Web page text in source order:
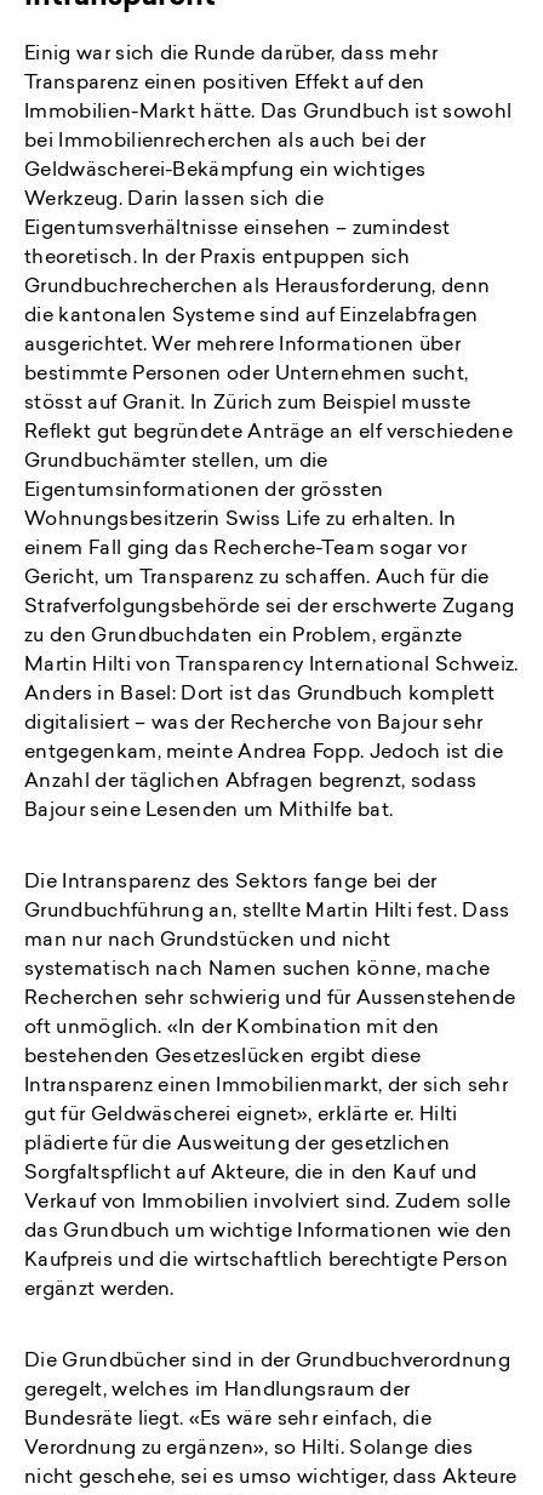
Einig war sich die Runde darüber, dass mehr
Transparenz einen positiven Effekt auf den
Immobilien-Markt hätte. Das Grundbuch ist sowohl
bei Immobilienrecherchen als auch bei der
Geldwäscherei-Bekämpfung ein wichtiges
Werkzeug. Darin lassen sich die
Eigentumsverhältnisse einsehen – zumindest
theoretisch. In der Praxis entpuppen sich
Grundbuchrecherchen als Herausforderung, denn
die kantonalen Systeme sind auf Einzelabfragen
ausgerichtet. Wer mehrere Informationen über
bestimmte Personen oder Unternehmen sucht,
stösst auf Granit. In Zürich zum Beispiel musste
Reflekt gut begründete Anträge an elf verschiedene
Grundbuchämter stellen, um die
Eigentumsinformationen der grössten
Wohnungsbesitzerin Swiss Life zu erhalten. In
einem Fall ging das Recherche-Team sogar vor
Gericht, um Transparenz zu schaffen. Auch für die
Strafverfolgungsbehörde sei der erschwerte Zugang
zu den Grundbuchdaten ein Problem, ergänzte
Martin Hilti von Transparency International Schweiz.
Anders in Basel: Dort ist das Grundbuch komplett
digitalisiert – was der Recherche von Bajour sehr
entgegenkam, meinte Andrea Fopp. Jedoch ist die
Anzahl der täglichen Abfragen begrenzt, sodass
Bajour seine Lesenden um Mithilfe bat.
Die Intransparenz des Sektors fange bei der
Grundbuchführung an, stellte Martin Hilti fest. Dass
man nur nach Grundstücken und nicht
systematisch nach Namen suchen könne, mache
Recherchen sehr schwierig und für Aussenstehende
oft unmöglich. «In der Kombination mit den
bestehenden Gesetzeslücken ergibt diese
Intransparenz einen Immobilienmarkt, der sich sehr
gut für Geldwäscherei eignet», erklärte er. Hilti
plädierte für die Ausweitung der gesetzlichen
Sorgfaltspflicht auf Akteure, die in den Kauf und
Verkauf von Immobilien involviert sind. Zudem solle
das Grundbuch um wichtige Informationen wie den
Kaufpreis und die wirtschaftlich berechtigte Person
ergänzt werden.
Die Grundbücher sind in der Grundbuchverordnung
geregelt, welches im Handlungsraum der
Bundesräte liegt. «Es wäre sehr einfach, die
Verordnung zu ergänzen», so Hilti. Solange dies
nicht geschehe, sei es umso wichtiger, dass Akteure